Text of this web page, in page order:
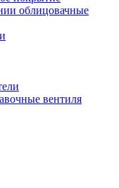
облицовачные
вентиля